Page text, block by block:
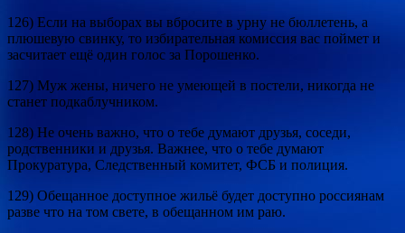
126) Если на выборах вы вбросите в урну не бюллетень, а
плюшевую свинку, то избирательная комиссия вас поймет и
засчитает ещё один голос за Порошенко.
127) Муж жены, ничего не умеющей в постели, никогда не
станет подкаблучником.
128) Не очень важно, что о тебе думают друзья, соседи,
родственники и друзья. Важнее, что о тебе думают
Прокуратура, Следственный комитет, ФСБ и полиция.
129) Обещанное доступное жильё будет доступно россиянам
разве что на том свете, в обещанном им раю.